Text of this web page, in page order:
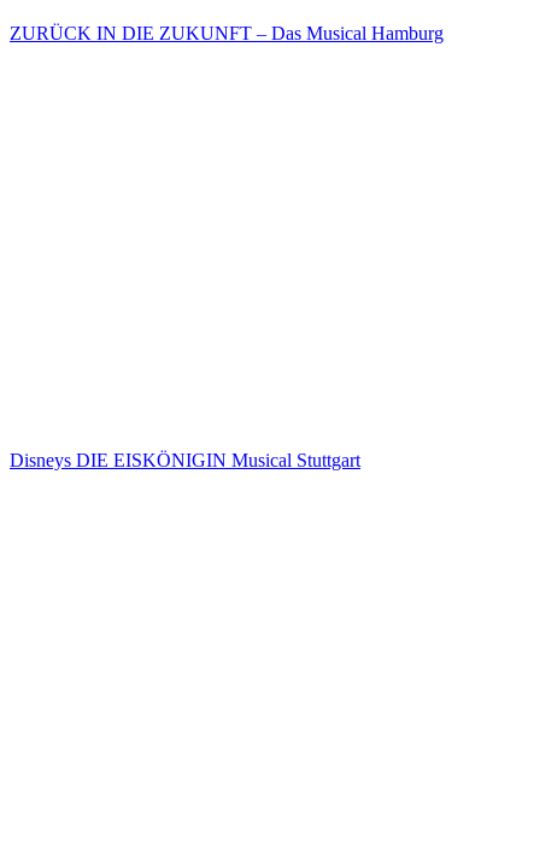
ZURÜCK IN DIE ZUKUNFT – Das Musical Hamburg
Disneys DIE EISKÖNIGIN Musical Stuttgart